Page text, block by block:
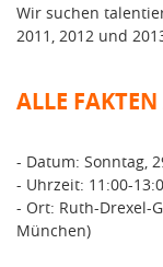
Wir suchen
2011, 2012 und
ALLE
- Datum: Sonntag,
- Uhrzeit: 11:00-
- Ort: Ruth-Drexel-
München)